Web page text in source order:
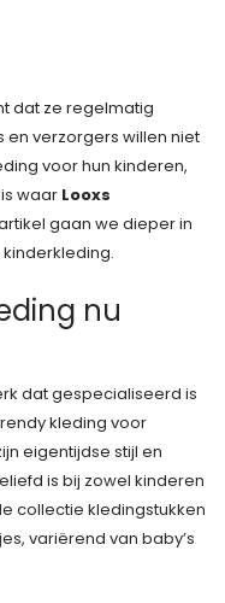
dat ze regelmatig
verzorgers willen niet
voor hun kinderen,
waar Looxs
gaan we dieper in
nu
dat gespecialiseerd is
kleding voor
eigentijdse stijl en
is bij zowel kinderen
collectie kledingstukken
variërend van baby’s